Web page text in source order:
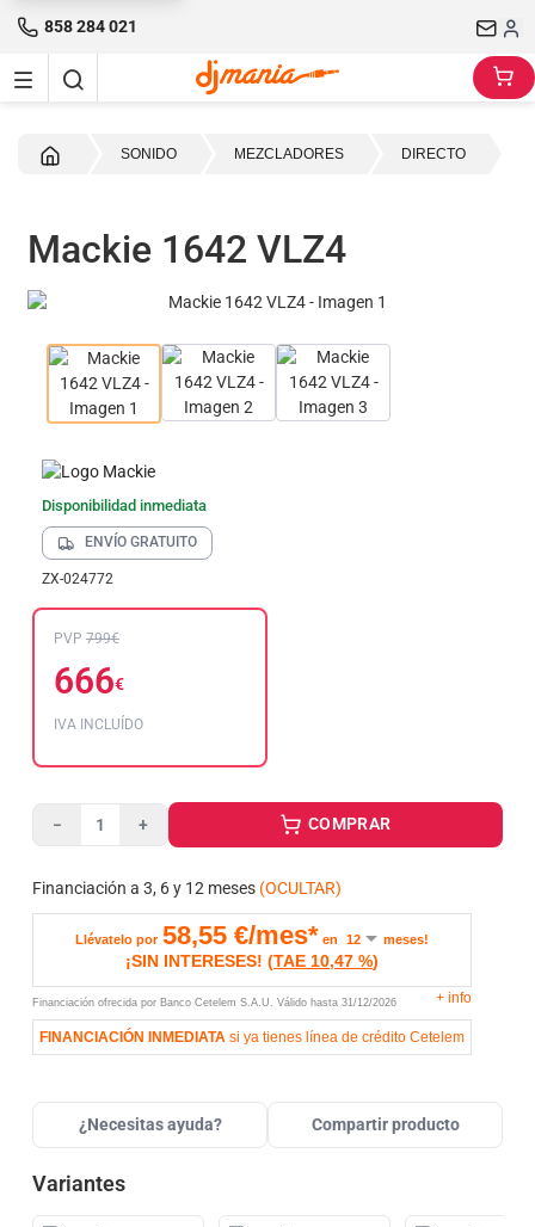
858 284 021
SONIDO MEZCLADORES DIRECTO
Mackie 1642 VLZ4
Disponibilidad inmediata
ENVÍO GRATUITO
ZX-024772
PVP 799€
666€
IVA INCLUÍDO
− + COMPRAR
Financiación a 3, 6 y 12 meses (OCULTAR)
Llévatelo por 58,55 €/mes* en meses!
¡SIN INTERESES! (TAE 10,47 %)
Financiación ofrecida por Banco Cetelem S.A.U. Válido hasta 31/12/2026 + info
FINANCIACIÓN INMEDIATA si ya tienes línea de crédito Cetelem
¿Necesitas ayuda? Compartir producto
Variantes